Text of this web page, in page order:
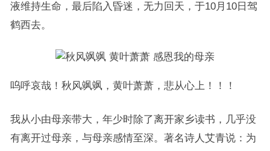
液维持生命，最后陷入昏迷，无力回天，于10月10日驾
鹤西去。
呜呼哀哉！秋风飒飒，黄叶萧萧，悲从心上！！！
我从小由母亲带大，年少时除了离开家乡读书，几乎没
有离开过母亲，与母亲感情至深。著名诗人艾青说：为